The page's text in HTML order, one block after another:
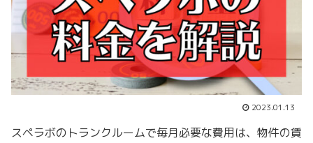
2023.01.13
スペラボのトランクルームで毎月必要な費用は、物件の賃